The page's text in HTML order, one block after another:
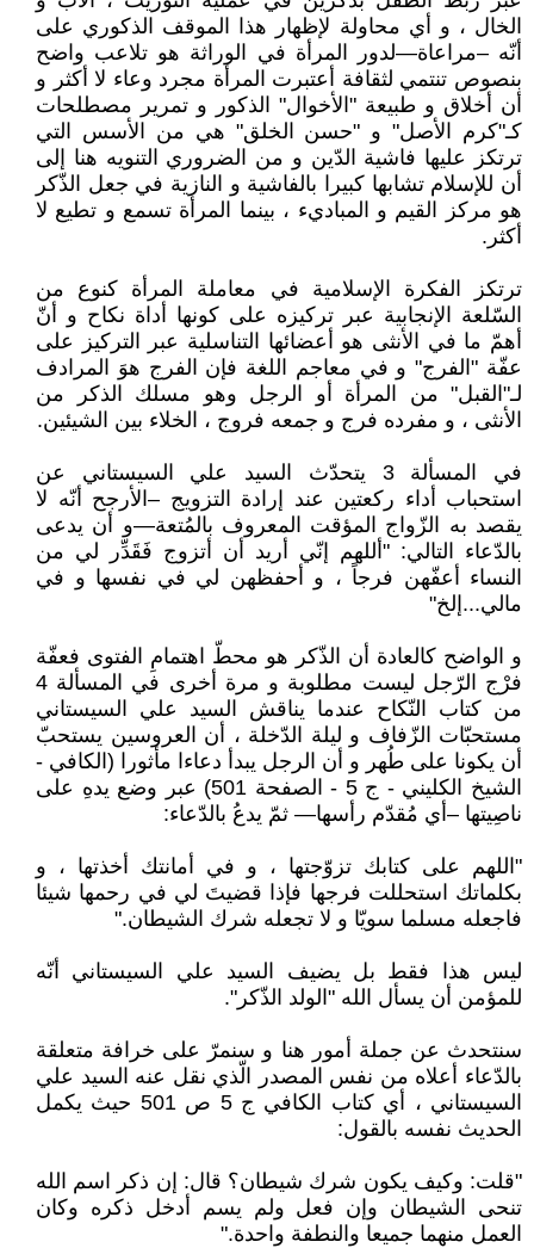
الخال ، و أي محاولة لإظهار هذا الموقف الذكوري على
أنّه –مراعاة—لدور المرأة في الوراثة هو تلاعب واضح
بنصوص تنتمي لثقافة أعتبرت المرأة مجرد وعاء لا أكثر و
أن أخلاق و طبيعة "الأخوال" الذكور و تمرير مصطلحات
كـ"كرم الأصل" و "حسن الخلق" هي من الأسس التي
ترتكز عليها فاشية الدّين و من الضروري التنويه هنا إلى
أن للإسلام تشابها كبيرا بالفاشية و النازية في جعل الذّكر
هو مركز القيم و المباديء ، بينما المرأة تسمع و تطيع لا
أكثر.
ترتكز الفكرة الإسلامية في معاملة المرأة كنوع من
السّلعة الإنجابية عبر تركيزه على كونها أداة نكاح و أنّ
أهمّ ما في الأنثى هو أعضائها التناسلية عبر التركيز على
عفّة "الفرج" و في معاجم اللغة فإن الفرج هوَ المرادف
لـ"القبل" من المرأة أو الرجل وهو مسلك الذكر من
الأنثى ، و مفرده فرج و جمعه فروج ، الخلاء بين الشيئين.
في المسألة 3 يتحدّث السيد علي السيستاني عن
استحباب أداء ركعتين عند إرادة التزويج –الأرجح أنّه لا
يقصد به الزّواج المؤقت المعروف بالمُتعة—و أن يدعى
بالدّعاء التالي: "أللهم إنّي أريد أن أتزوج فَقَدِّر لي من
النساء أعفّهن فرجاً ، و أحفظهن لي في نفسها و في
مالي...إلخ"
و الواضح كالعادة أن الذّكر هو محطّ اهتمامِ الفتوى فعفّة
فرْج الرّجل ليست مطلوبة و مرة أخرى في المسألة 4
من كتاب النّكاح عندما يناقش السيد علي السيستاني
مستحبّات الزّفاف و ليلة الدّخلة ، أن العروسين يستحبّ
أن يكونا على طُهر و أن الرجل يبدأ دعاءا مأثورا (الكافي -
الشيخ الكليني - ج 5 - الصفحة 501) عبر وضع يدهِ على
ناصِيتها –أي مُقدّم رأسها— ثمّ يدعُ بالدّعاء:
"اللهم على كتابك تزوّجتها ، و في أمانتك أخذتها ، و
بكلماتك استحللت فرجها فإذا قضيتَ لي في رحمها شيئا
فاجعله مسلما سويّا و لا تجعله شرك الشيطان."
ليس هذا فقط بل يضيف السيد علي السيستاني أنّه
للمؤمن أن يسأل الله "الولد الذّكر".
سنتحدث عن جملة أمور هنا و سنمرّ على خرافة متعلقة
بالدّعاء أعلاه من نفس المصدر الّذي نقل عنه السيد علي
السيستاني ، أي كتاب الكافي ج 5 ص 501 حيث يكمل
الحديث نفسه بالقول:
"قلت: وكيف يكون شرك شيطان؟ قال: إن ذكر اسم الله
تنحى الشيطان وإن فعل ولم يسم أدخل ذكره وكان
العمل منهما جميعا والنطفة واحدة."